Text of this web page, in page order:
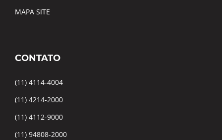
MAPA SITE
CONTATO
(11) 4114-4004
(11) 4214-2000
(11) 4112-9000
(11) 94808-2000